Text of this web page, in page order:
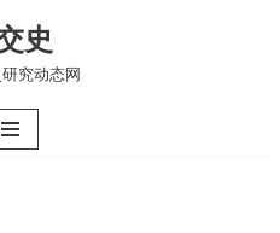
史
究动态网